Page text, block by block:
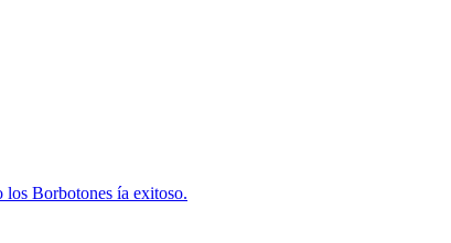
Borbotones ía exitoso.